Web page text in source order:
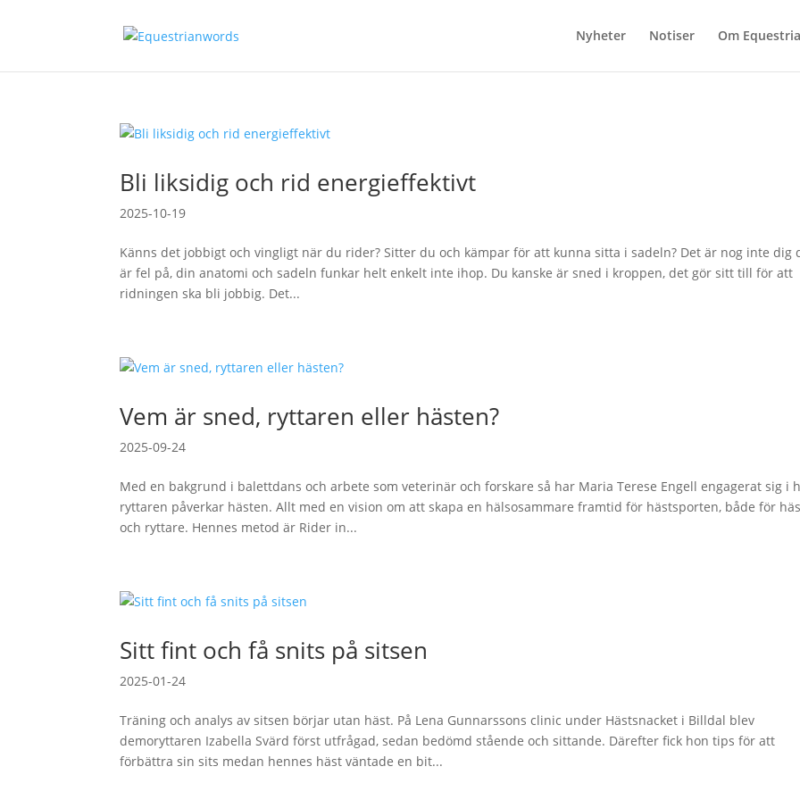
Nyheter Notiser Om
Bli liksidig och rid energieffektivt
2025-10-19
Känns det jobbigt och vingligt när du rider? Sitter du och kämpar för att kunna sitta i sadeln? Det är nog inte dig
är fel på, din anatomi och sadeln funkar helt enkelt inte ihop. Du kanske är sned i kroppen, det gör sitt till för att
ridningen ska bli jobbig. Det...
Vem är sned, ryttaren eller hästen?
2025-09-24
Med en bakgrund i balettdans och arbete som veterinär och forskare så har Maria Terese Engell engagerat sig i
ryttaren påverkar hästen. Allt med en vision om att skapa en hälsosammare framtid för hästsporten, både för
och ryttare. Hennes metod är Rider in...
Sitt fint och få snits på sitsen
2025-01-24
Träning och analys av sitsen börjar utan häst. På Lena Gunnarssons clinic under Hästsnacket i Billdal blev
demoryttaren Izabella Svärd först utfrågad, sedan bedömd stående och sittande. Därefter fick hon tips för att
förbättra sin sits medan hennes häst väntade en bit...